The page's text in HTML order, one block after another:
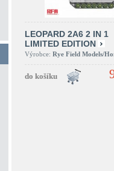
LEOPARD 2A6 2 IN 1
LIMITED EDITION
Výrobce: Rye Field Models/